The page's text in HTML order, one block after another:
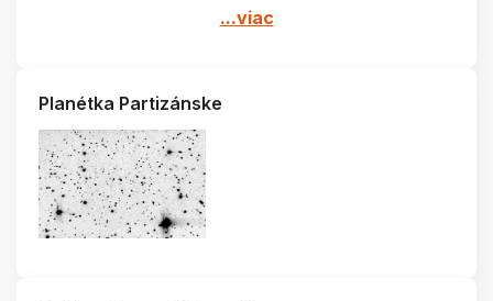
...viac
Planétka Partizánske